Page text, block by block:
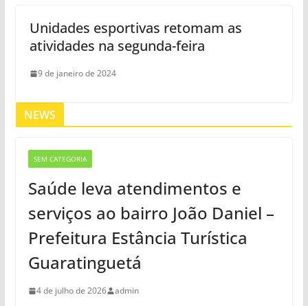
Unidades esportivas retomam as
atividades na segunda-feira
9 de janeiro de 2024
NEWS
SEM CATEGORIA
Saúde leva atendimentos e
serviços ao bairro João Daniel –
Prefeitura Estância Turística
Guaratinguetá
4 de julho de 2026 admin